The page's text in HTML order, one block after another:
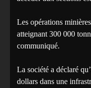
Les opérations
atteignant 300 000
communiqué.
La société a déclaré
dollars dans une